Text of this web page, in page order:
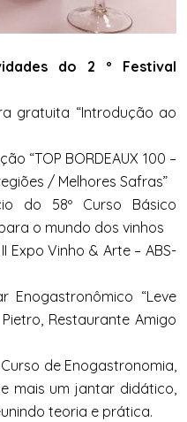
do 2 º Festival
gratuita “Introdução ao
“TOP BORDEAUX 100 –
/ Melhores Safras”
do 58º Curso Básico
o mundo dos vinhos
Expo Vinho & Arte – ABS-
Enogastronômico “Leve
Restaurante Amigo
de Enogastronomia,
mais um jantar didático,
teoria e prática.